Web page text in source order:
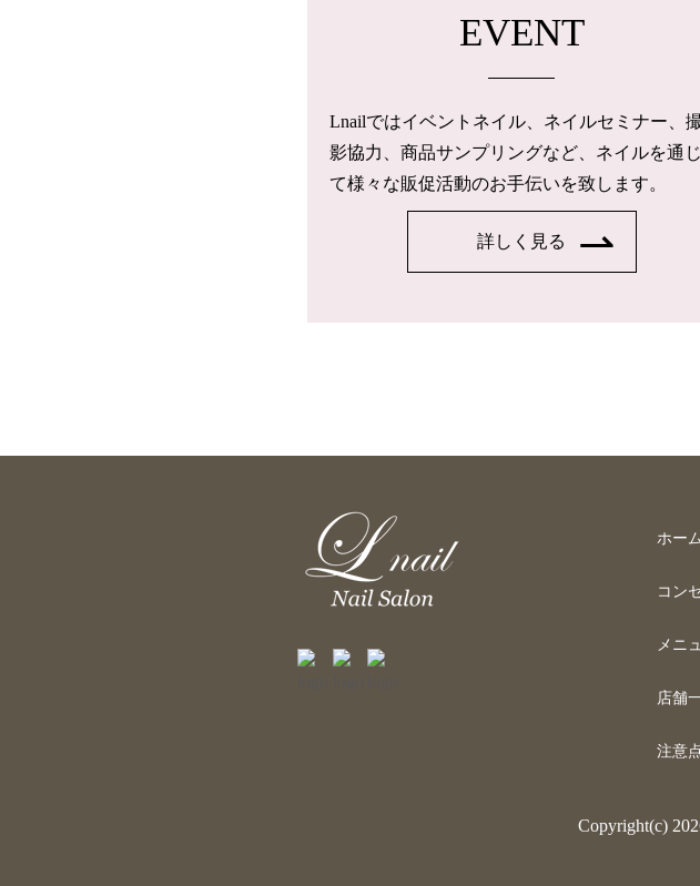
EVENT
Lnailではイベントネイル、ネイルセミナー、
影協力、商品サンプリングなど、ネイルを通じ
て様々な販促活動のお手伝いを致します。
詳しく見る
ホーム
コン
メニ
店舗
注意
Copyright(c)